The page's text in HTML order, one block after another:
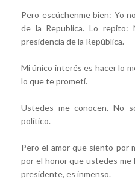
Pero escúchenme bien: Yo
de la Republica. Lo
presidencia de la República.
Mi único interés es hacer lo
lo que te prometí.
Ustedes me conocen. No
político.
Pero el amor que siento por
por el honor que ustedes me
presidente, es inmenso.